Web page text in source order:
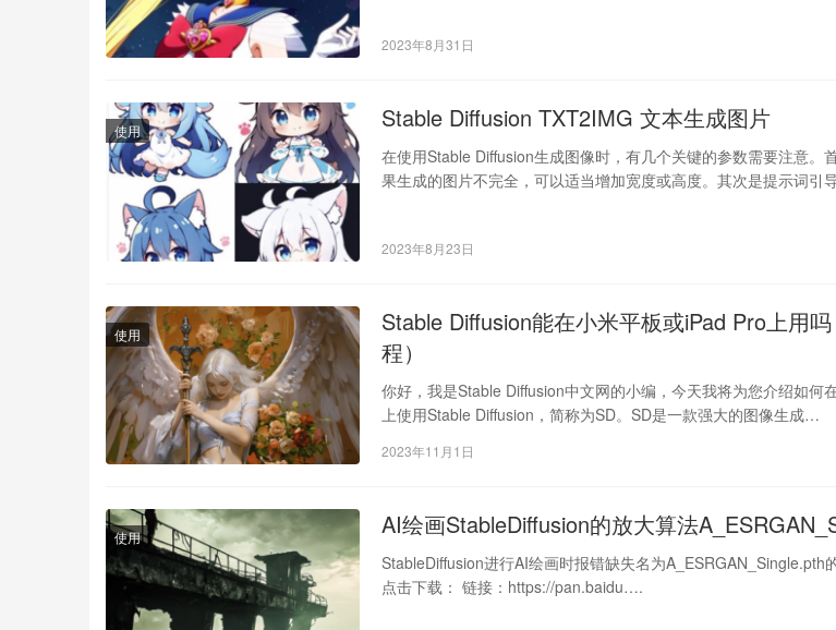
2023年8月31日
使用 Stable Diffusion TXT2IMG 文本生成图片
在使用Stable Diffusion生成图像时，有几个关键的参数需要注意。
果生成的图片不完全，可以适当增加宽度或高度。其次是提示词引
2023年8月23日
使用
Stable Diffusion能在小米平板或iPad Pro上用
程）
你好，我是Stable Diffusion中文网的小编，今天我将为您介绍如何
上使用Stable Diffusion，简称为SD。SD是一款强大的图像生成…
2023年11月1日
使用 AI绘画StableDiffusion的放大算法
StableDiffusion进行AI绘画时报错缺失名为A_ESRGAN_Single.pth
点击下载： 链接：https://pan.baidu….